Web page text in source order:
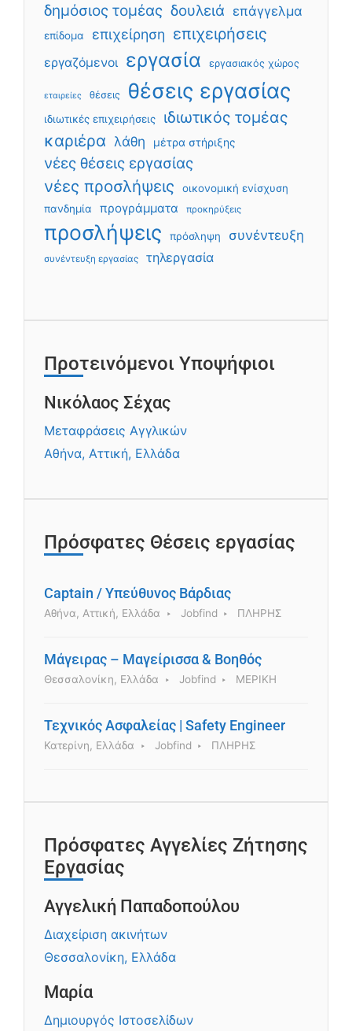
δημόσιος τομέας δουλειά επάγγελμα
επίδομα επιχείρηση επιχειρήσεις
εργαζόμενοι εργασία εργασιακός χώρος
εταιρείες θέσεις θέσεις εργασίας
ιδιωτικές επιχειρήσεις ιδιωτικός τομέας
καριέρα λάθη μέτρα στήριξης
νέες θέσεις εργασίας
νέες προσλήψεις
οικονομική ενίσχυση
πανδημία
προγράμματα προκηρύξεις
προσλήψεις πρόσληψη συνέντευξη
συνέντευξη εργασίας τηλεργασία
Προτεινόμενοι Υποψήφιοι
Νικόλαος Σέχας
Μεταφράσεις Αγγλικών
Αθήνα, Αττική, Ελλάδα
Πρόσφατες Θέσεις εργασίας
Captain / Υπεύθυνος Βάρδιας
Αθήνα, Αττική, Ελλάδα Jobfind ΠΛΗΡΗΣ
Μάγειρας – Μαγείρισσα & Βοηθός
Θεσσαλονίκη, Ελλάδα Jobfind ΜΕΡΙΚΗ
Τεχνικός Ασφαλείας | Safety Engineer
Κατερίνη, Ελλάδα Jobfind ΠΛΗΡΗΣ
Πρόσφατες Αγγελίες Ζήτησης
Εργασίας
Αγγελική Παπαδοπούλου
Διαχείριση ακινήτων
Θεσσαλονίκη, Ελλάδα
Μαρία
Δημιουργός Ιστοσελίδων